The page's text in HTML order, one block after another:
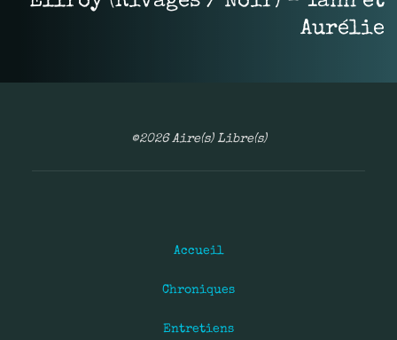
Aurélie
©2026 Aire(s) Libre(s)
Accueil
Chroniques
Entretiens